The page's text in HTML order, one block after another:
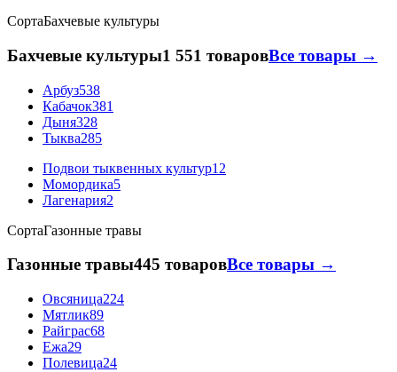
СортаБахчевые культуры
Бахчевые культуры1 551 товаровВсе товары →
Арбуз538
Кабачок381
Дыня328
Тыква285
Подвои тыквенных культур12
Момордика5
Лагенария2
СортаГазонные травы
Газонные травы445 товаровВсе товары →
Овсяница224
Мятлик89
Райграс68
Ежа29
Полевица24